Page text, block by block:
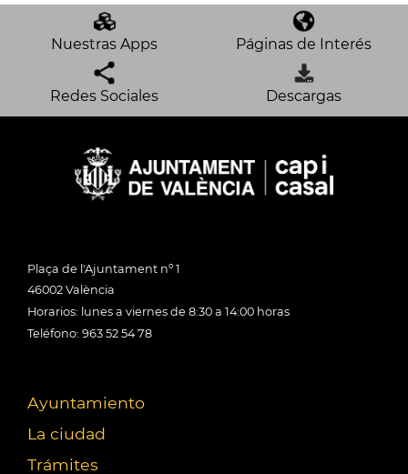
Nuestras Apps Páginas de Interés
Redes Sociales Descargas
Plaça de l'Ajuntament nº 1
46002 València
Horarios: lunes a viernes de 8:30 a 14:00 horas
Teléfono: 963 52 54 78
Ayuntamiento
La ciudad
Trámites